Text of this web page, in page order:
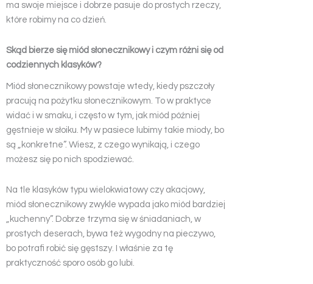
ma swoje miejsce i dobrze pasuje do prostych rzeczy,
które robimy na co dzień.
Skąd bierze się miód słonecznikowy i czym różni się od
codziennych klasyków?
Miód słonecznikowy powstaje wtedy, kiedy pszczoły
pracują na pożytku słonecznikowym. To w praktyce
widać i w smaku, i często w tym, jak miód później
gęstnieje w słoiku. My w pasiece lubimy takie miody, bo
są „konkretne”. Wiesz, z czego wynikają, i czego
możesz się po nich spodziewać.
Na tle klasyków typu wielokwiatowy czy akacjowy,
miód słonecznikowy zwykle wypada jako miód bardziej
„kuchenny”. Dobrze trzyma się w śniadaniach, w
prostych deserach, bywa też wygodny na pieczywo,
bo potrafi robić się gęstszy. I właśnie za tę
praktyczność sporo osób go lubi.